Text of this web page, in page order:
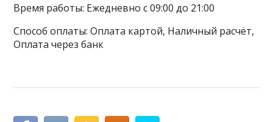
Время работы: Ежедневно с 09:00 до 21:00
Способ оплаты: Оплата картой, Наличный расчёт,
Оплата через банк